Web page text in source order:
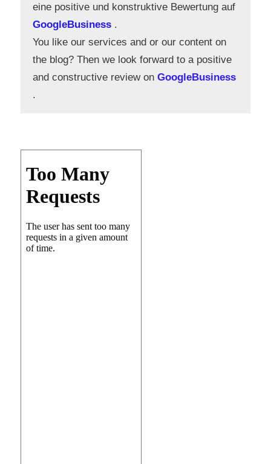
eine positive und konstruktive Bewertung auf
GoogleBusiness .
You like our services and or our content on
the blog? Then we look forward to a positive
and constructive review on GoogleBusiness
.